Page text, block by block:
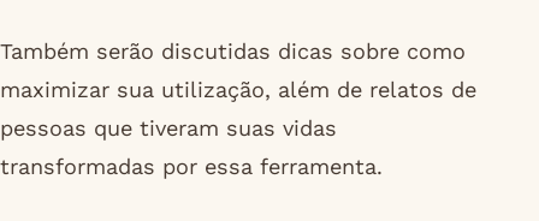
Também serão discutidas dicas sobre como
maximizar sua utilização, além de relatos de
pessoas que tiveram suas vidas
transformadas por essa ferramenta.